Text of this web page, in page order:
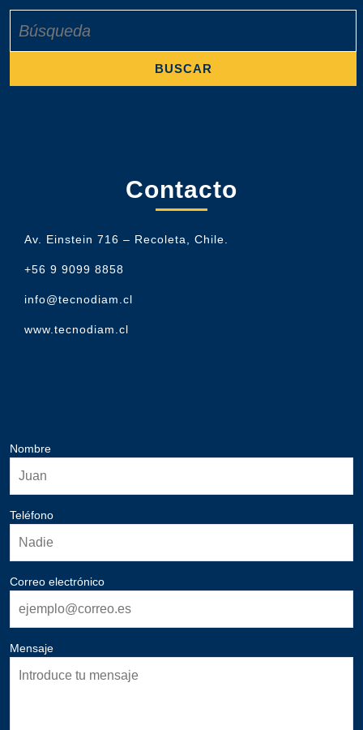
Contacto
Av. Einstein 716 – Recoleta, Chile.
+56 9 9099 8858
info@tecnodiam.cl
www.tecnodiam.cl
Nombre
Teléfono
Correo electrónico
Mensaje